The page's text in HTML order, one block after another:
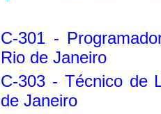
C-301 -
Rio de Janeiro
C-303 - Técnico de
de Janeiro